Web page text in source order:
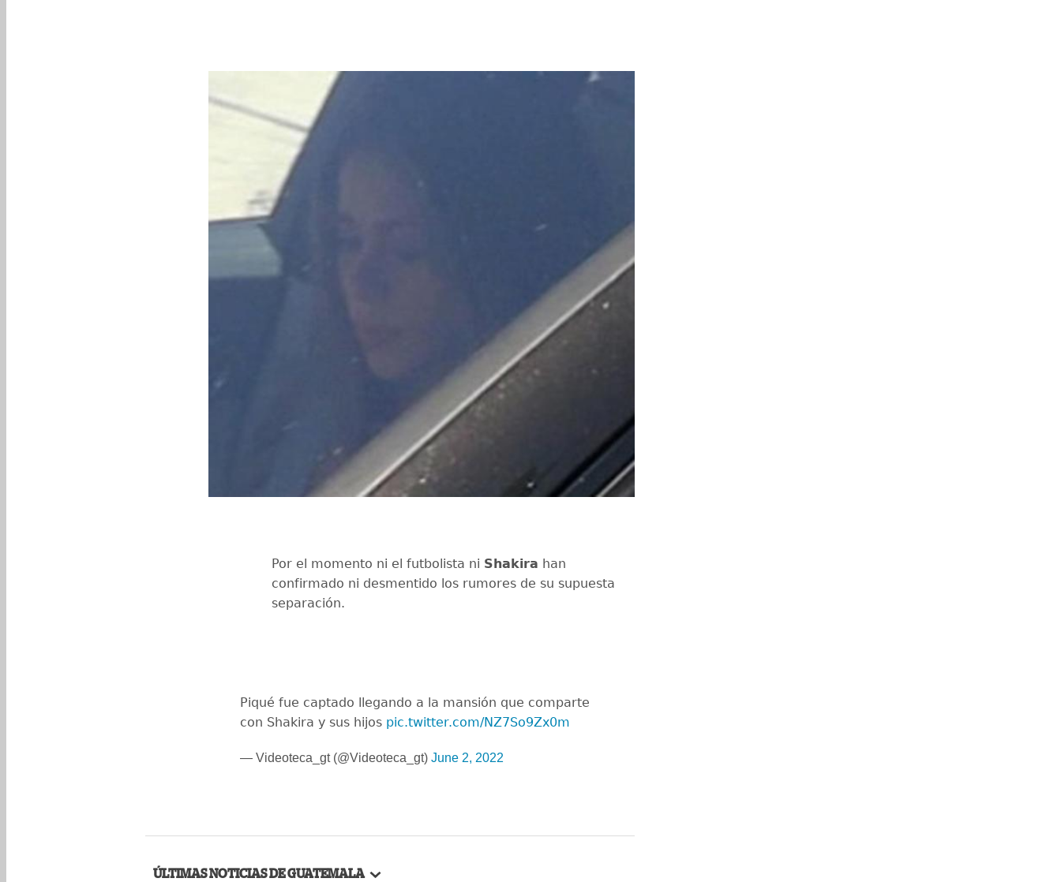
Por el momento ni el futbolista ni Shakira han
confirmado ni desmentido los rumores de su supuesta
separación.
Piqué fue captado llegando a la mansión que comparte
con Shakira y sus hijos pic.twitter.com/NZ7So9Zx0m
— Videoteca_gt (@Videoteca_gt) June 2, 2022
ÚLTIMAS NOTICIAS DE GUATEMALA